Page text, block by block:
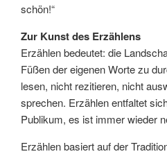
schön!“
Zur Kunst des Erzählens
Erzählen bedeutet: die
Füßen der eigenen Worte zu
lesen, nicht rezitieren, nicht
sprechen. Erzählen entfaltet
Publikum, es ist immer wieder
Erzählen basiert auf der